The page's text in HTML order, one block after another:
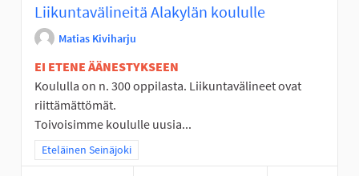
Liikuntavälineitä Alakylän koululle
Matias Kiviharju
EI ETENE ÄÄNESTYKSEEN
Koululla on n. 300 oppilasta. Liikuntavälineet ovat
riittämättömät.
Toivoisimme koululle uusia...
Rajaa tulokset teeman mukaan: Eteläinen Seinäjoki
Eteläinen Seinäjoki